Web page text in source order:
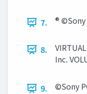
7. ® ©Sony
8.
Inc.
9. ©Sony